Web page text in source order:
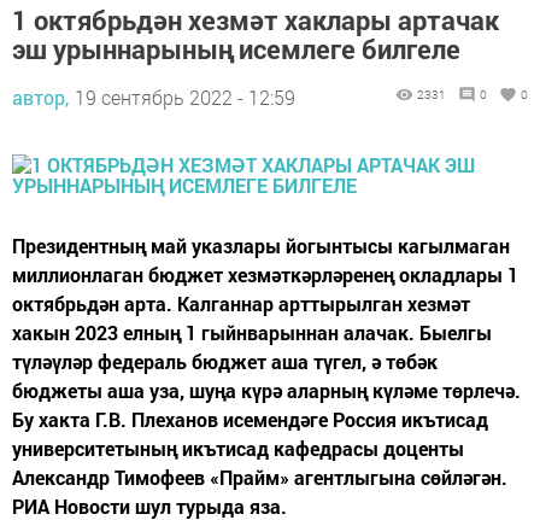
1 октябрьдән хезмәт хаклары артачак
эш урыннарының исемлеге билгеле
автор, 19 сентябрь 2022 - 12:59 2331 0 0
Президентның май указлары йогынтысы кагылмаган
миллионлаган бюджет хезмәткәрләренең окладлары 1
октябрьдән арта. Калганнар арттырылган хезмәт
хакын 2023 елның 1 гыйнварыннан алачак. Быелгы
түләүләр федераль бюджет аша түгел, ә төбәк
бюджеты аша уза, шуңа күрә аларның күләме төрлечә.
Бу хакта Г.В. Плеханов исемендәге Россия икътисад
университетының икътисад кафедрасы доценты
Александр Тимофеев «Прайм» агентлыгына сөйләгән.
РИА Новости шул турыда яза.